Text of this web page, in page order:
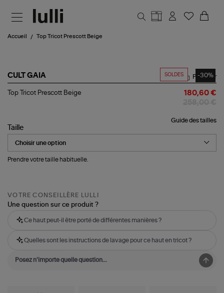
Accueil Top Tricot Prescott Beige
SOLDES -30%
CULT GAIA
Top
Partager
Top Tricot Prescott Beige 180,60 €
Guide des tailles
Taille
Prendre votre taille habituelle.
VOTRE CONSEILLÈRE LULLI
Une question sur ce produit ?
Ce haut peut-il être porté de différentes manières ?
Quelles sont les instructions de lavage pour ce haut en tricot ?